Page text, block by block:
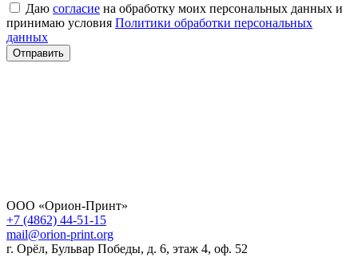
Даю согласие на обработку моих персональных данных и
принимаю условия Политики обработки персональных
данных
Отправить
ООО «Орион-Принт»
+7 (4862) 44-51-15
mail@orion-print.org
г. Орёл, Бульвар Победы, д. 6, этаж 4, оф. 52